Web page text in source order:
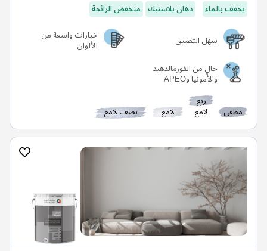
يخفف بالماء
دهان بلاستيك منخفض الرائحة
سهل التطبيق
خيارات واسعة من
الألوان
خالٍ من الفورمالدهيد
والأمونيا وAPEO
مطفي
ربع
لامع لامع نصف لامع